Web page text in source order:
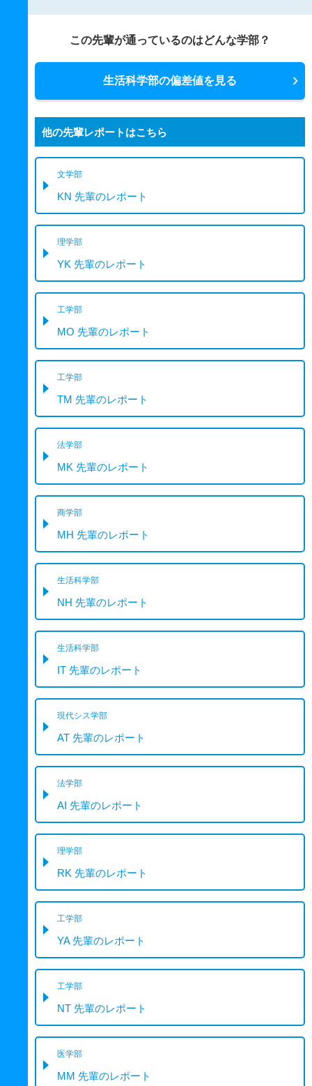
この先輩が通っているのはどんな学部？
生活科学部の偏差値を見る
他の先輩レポートはこちら
文学部
KN 先輩のレポート
理学部
YK 先輩のレポート
工学部
MO 先輩のレポート
工学部
TM 先輩のレポート
法学部
MK 先輩のレポート
商学部
MH 先輩のレポート
生活科学部
NH 先輩のレポート
生活科学部
IT 先輩のレポート
現代シス学部
AT 先輩のレポート
法学部
AI 先輩のレポート
理学部
RK 先輩のレポート
工学部
YA 先輩のレポート
工学部
NT 先輩のレポート
医学部
MM 先輩のレポート